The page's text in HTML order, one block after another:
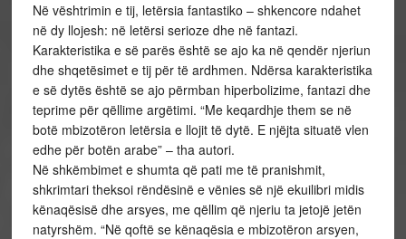
Në vështrimin e tij, letërsia fantastiko – shkencore ndahet
në dy llojesh: në letërsi serioze dhe në fantazi.
Karakteristika e së parës është se ajo ka në qendër njeriun
dhe shqetësimet e tij për të ardhmen. Ndërsa karakteristika
e së dytës është se ajo përmban hiperbolizime, fantazi dhe
teprime për qëllime argëtimi. “Me keqardhje them se në
botë mbizotëron letërsia e llojit të dytë. E njëjta situatë vlen
edhe për botën arabe” – tha autori.
Në shkëmbimet e shumta që pati me të pranishmit,
shkrimtari theksoi rëndësinë e vënies së një ekuilibri midis
kënaqësisë dhe arsyes, me qëllim që njeriu ta jetojë jetën
natyrshëm. “Në qoftë se kënaqësia e mbizotëron arsyen,